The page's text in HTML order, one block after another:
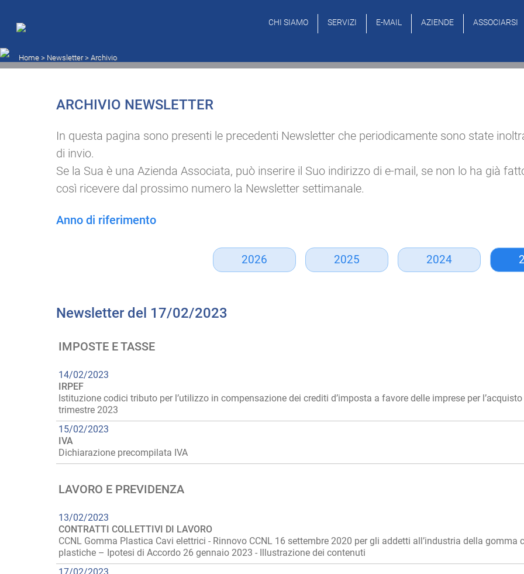
CHI SIAMO SERVIZI E-MAIL AZIENDE ASSOCIARSI
Home > Newsletter > Archivio
ARCHIVIO NEWSLETTER
In questa pagina sono presenti le precedenti Newsletter che periodicamente sono state
di invio.
Se la Sua è una Azienda Associata, può inserire il Suo indirizzo di e-mail, se non lo ha già
così ricevere dal prossimo numero la Newsletter settimanale.
Anno di riferimento
2026 2025 2024
Newsletter del 17/02/2023
IMPOSTE E TASSE
14/02/2023
IRPEF
Istituzione codici tributo per l’utilizzo in compensazione dei crediti d’imposta a favore delle imprese per
trimestre 2023
15/02/2023
IVA
Dichiarazione precompilata IVA
LAVORO E PREVIDENZA
13/02/2023
CONTRATTI COLLETTIVI DI LAVORO
CCNL Gomma Plastica Cavi elettrici - Rinnovo CCNL 16 settembre 2020 per gli addetti all’industria della
plastiche – Ipotesi di Accordo 26 gennaio 2023 - Illustrazione dei contenuti